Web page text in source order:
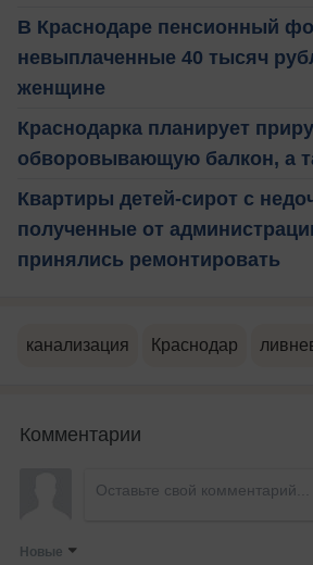
В Краснодаре пенсионный
невыплаченные 40 тысяч
женщине
Краснодарка планирует
обворовывающую балкон, а
Квартиры детей-сирот с
полученные от
принялись ремонтировать
канализация Краснодар
Комментарии
Новые